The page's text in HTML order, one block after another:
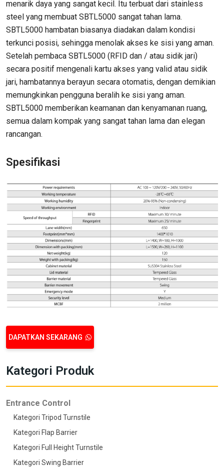
menarik daya yang sangat kecil. Itu terbuat dari stainless
steel yang membuat SBTL5000 sangat tahan lama.
SBTL5000 hambatan biasanya diadakan dalam kondisi
terkunci posisi, sehingga menolak akses ke sisi yang aman.
Setelah pembaca SBTL5000 (RFID dan / atau sidik jari)
secara positif mengenali kartu akses yang valid atau sidik
jari, hambatannya berayun secara otomatis, dengan demikian
memungkinkan pengguna beralih ke sisi yang aman.
SBTL5000 memberikan keamanan dan kenyamanan ruang,
semua dalam kompak yang sangat tahan lama dan elegan
rancangan.
Spesifikasi
DAPATKAN SEKARANG
Kategori Produk
Entrance Control
Kategori Tripod Turnstile
Kategori Flap Barrier
Kategori Full Height Turnstile
Kategori Swing Barrier